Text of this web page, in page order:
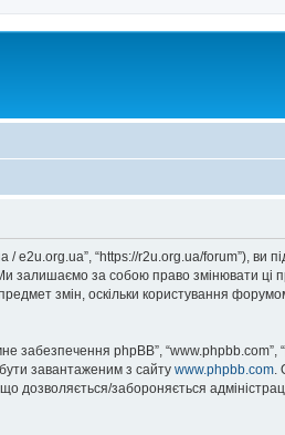
/ e2u.org.ua”, “https://r2u.org.ua/forum”),
залишаємо за собою право змінювати
змін, оскільки користування
забезпечення phpBB”,
завантаженим з сайту www.phpbb.com
дозволяється/забороняється